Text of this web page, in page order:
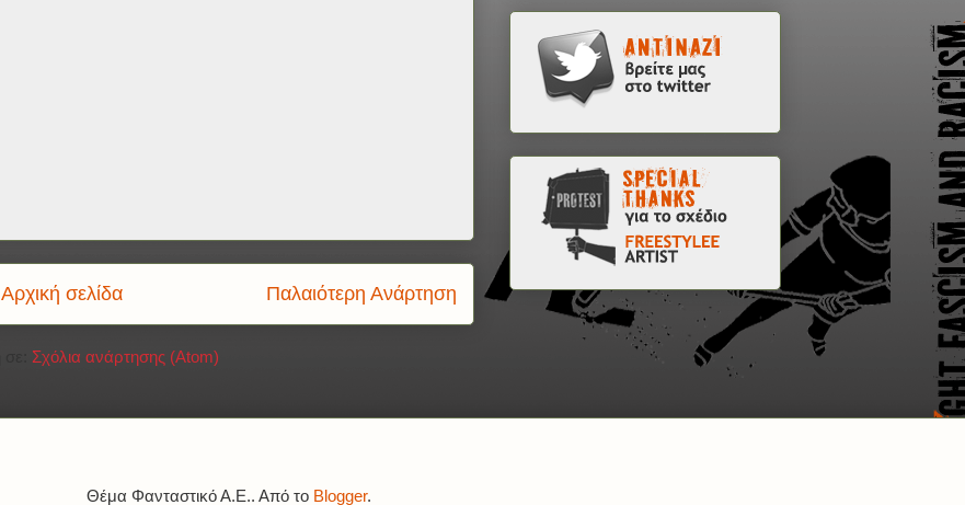
Παλαιότερη Ανάρτηση
Αρχική σελίδα
Σχόλια ανάρτησης (Atom)
Θέμα Φανταστικό Α.Ε.. Από το Blogger.